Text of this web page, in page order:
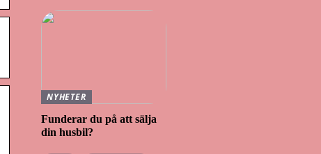
NYHETER
Funderar du på att sälja
din husbil?